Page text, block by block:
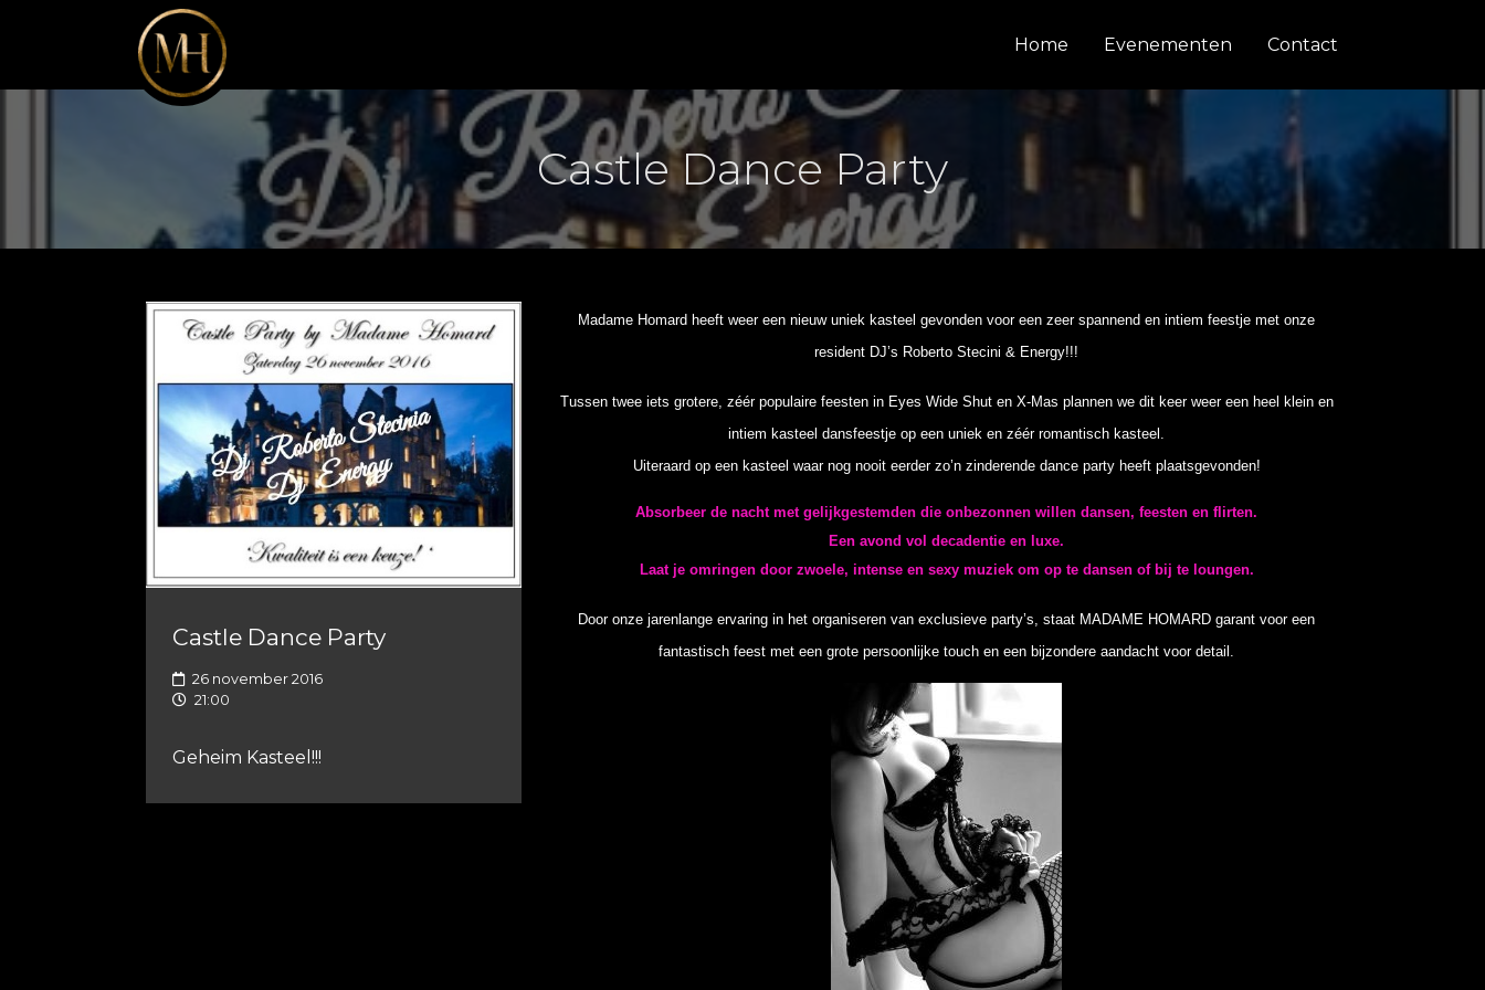
Home Evenementen Contact
Castle Dance Party
Castle Dance Party
26 november 2016
21:00
Geheim Kasteel!!!
Madame Homard heeft weer een nieuw uniek kasteel gevonden voor een zeer spannend en intiem feestje met onze
resident DJ’s Roberto Stecini & Energy!!!
Tussen twee iets grotere, zéér populaire feesten in Eyes Wide Shut en X-Mas plannen we dit keer weer een heel klein en
intiem kasteel dansfeestje op een uniek en zéér romantisch kasteel.
Uiteraard op een kasteel waar nog nooit eerder zo’n zinderende dance party heeft plaatsgevonden!
Laat je omringen door zwoele, intense en sexy muziek om op te dansen of bij te loungen.
Door onze jarenlange ervaring in het organiseren van exclusieve party’s,staat MADAME HOMARD garant voor een
fantastisch feest met een grote persoonlijke touchen een bijzondere aandacht voor detail.